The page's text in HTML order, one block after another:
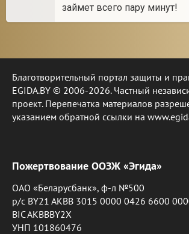
займет всего пару минут!
Благотворительный портал защиты и
EGIDA.BY © 2006-2026. Частный
проект. Перепечатка материалов
указанием обратной ссылки на
Пожертвование ООЗЖ «Эгида»
ОАО «Беларусбанк», ф-л №500
р/с BY21 AKBB 3015 0000 0426 6600
BIC AKBBBY2X
УНП 101860476